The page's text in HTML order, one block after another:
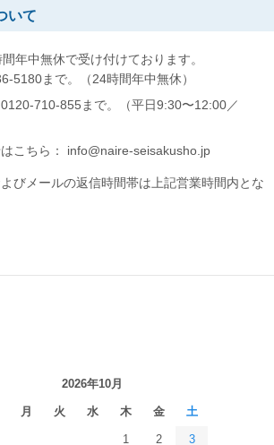
いて
年中無休で受け付けております。
5180まで。（24時間年中無休）
710-855まで。（平日9:30〜12:00／
こちら： info@naire-seisakusho.jp
びメールの返信時間帯は上記営業時間内とな
2026年10月
月 火 水 木 金 土
1 2 3